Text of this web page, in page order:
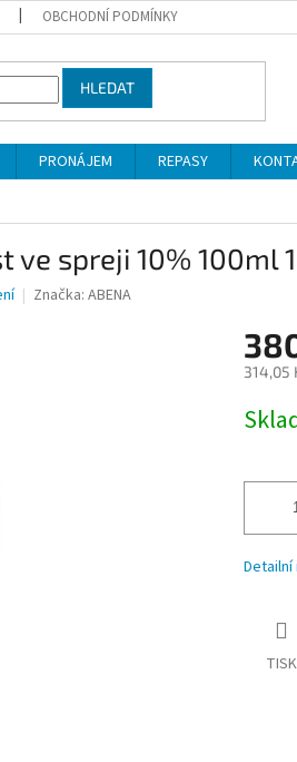
OBCHODNÍ PODMÍNKY
HLEDAT
PRONÁJEM REPASY
ve spreji 10% 100ml
Značka: ABENA
314,05
cena:
TISK